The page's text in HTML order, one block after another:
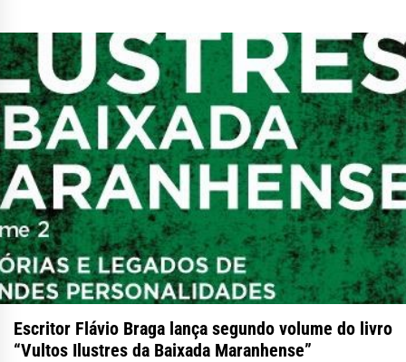
Escritor Flávio Braga lança segundo volume do livro
“Vultos Ilustres da Baixada Maranhense”